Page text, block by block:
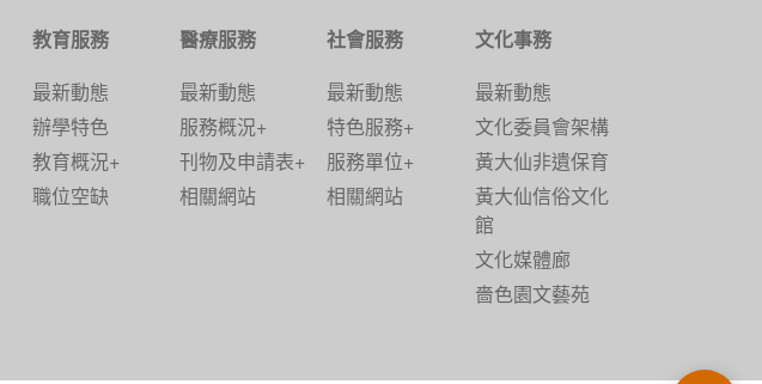
教育服務
最新動態
辦學特色
教育概況+
職位空缺
醫療服務
最新動態
服務概況+
刊物及申請表+
相關網站
社會服務
最新動態
特色服務+
服務單位+
相關網站
文化事務
最新動態
文化委員會架構
黃大仙非遺保育
黃大仙信俗文化
館
文化媒體廊
嗇色園文藝苑